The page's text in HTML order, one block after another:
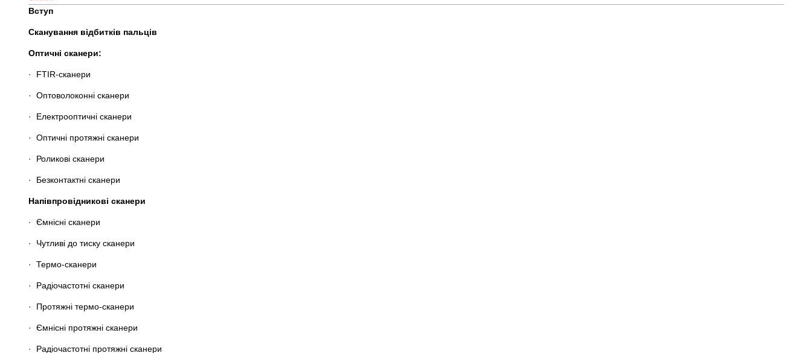
Вступ
Сканування відбитків пальців
Оптичні сканери:
· FTIR-сканери
· Оптоволоконні сканери
· Електрооптичні сканери
· Оптичні протяжні сканери
· Роликові сканери
· Безконтактні сканери
Напівпровідникові сканери
· Ємнісні сканери
· Чутливі до тиску сканери
· Термо-сканери
· Радіочастотні сканери
· Протяжні термо-сканери
· Ємнісні протяжні сканери
· Радіочастотні протяжні сканери